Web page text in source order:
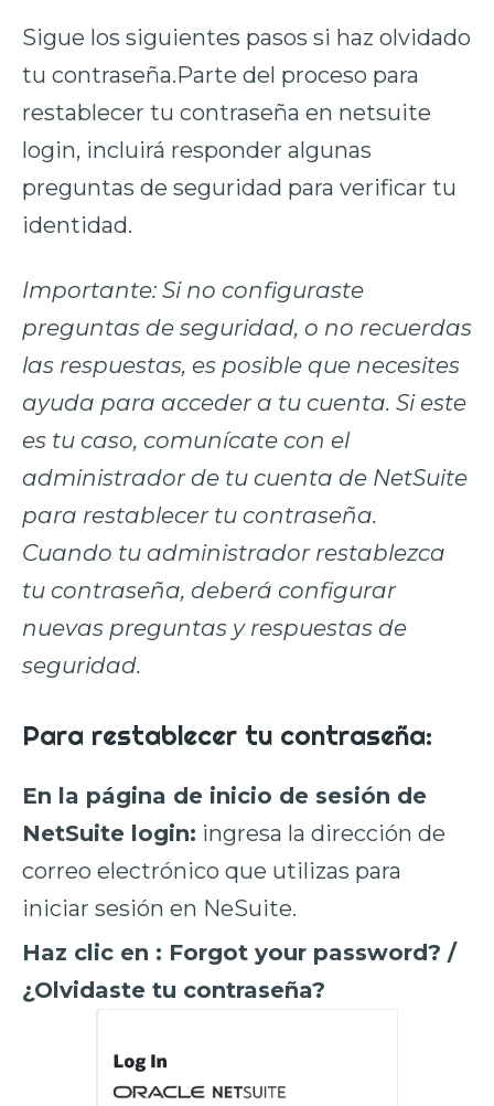
Sigue los siguientes pasos si haz olvidado
tu contraseña.Parte del proceso para
restablecer tu contraseña en netsuite
login, incluirá responder algunas
preguntas de seguridad para verificar tu
identidad.
Importante: Si no configuraste
preguntas de seguridad, o no recuerdas
las respuestas, es posible que necesites
ayuda para acceder a tu cuenta. Si este
es tu caso, comunícate con el
administrador de tu cuenta de NetSuite
para restablecer tu contraseña.
Cuando tu administrador restablezca
tu contraseña, deberá configurar
nuevas preguntas y respuestas de
seguridad.
Para restablecer tu contraseña:
En la página de inicio de sesión de
NetSuite login: ingresa la dirección de
correo electrónico que utilizas para
iniciar sesión en NeSuite.
Haz clic en : Forgot your password? /
¿Olvidaste tu contraseña?